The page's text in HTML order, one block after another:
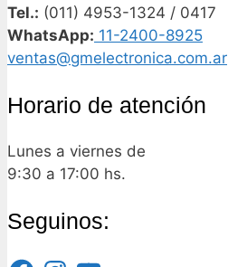
Tel.: (011) 4953-1324 / 0417
WhatsApp: 11-2400-8925
ventas@gmelectronica.com.ar
Horario de atención
Lunes a viernes de
9:30 a 17:00 hs.
Seguinos:
Facebook
InstagramYouTube